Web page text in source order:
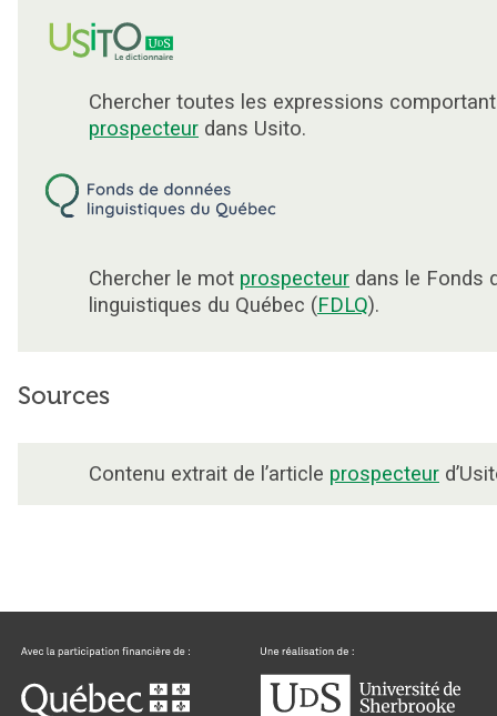
Chercher toutes les expressions
prospecteur dans Usito.
Chercher le mot prospecteur dans le Fonds
linguistiques du Québec (FDLQ).
Sources
Contenu extrait de l’article prospecteur